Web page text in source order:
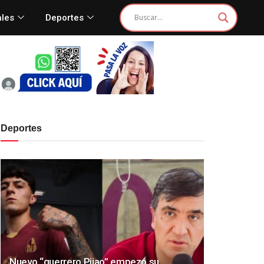
Deportes
Deportes